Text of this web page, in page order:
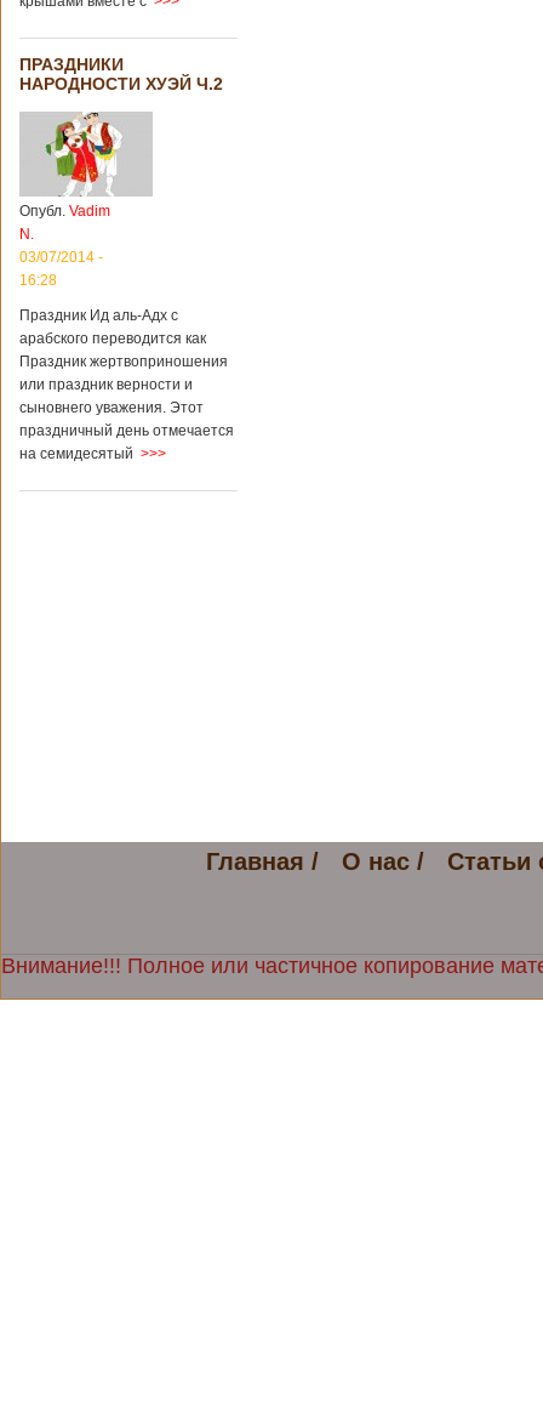
ПРАЗДНИКИ
НАРОДНОСТИ ХУЭЙ Ч.2
Опубл. Vadim
N.
03/07/2014 -
16:28
Праздник Ид аль-Адх с
арабского переводится как
Праздник жертвоприношения
или праздник верности и
сыновнего уважения. Этот
праздничный день отмечается
на семидесятый >>>
Главная / О нас / Статьи
Внимание!!! Полное или частичное копирование